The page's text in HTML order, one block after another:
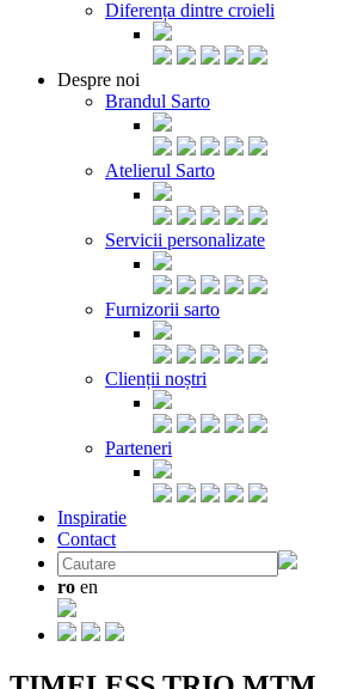
Diferența dintre croieli
Despre noi
Brandul Sarto
Atelierul Sarto
Servicii personalizate
Furnizorii sarto
Clienții noștri
Parteneri
Inspiratie
Contact
ro en